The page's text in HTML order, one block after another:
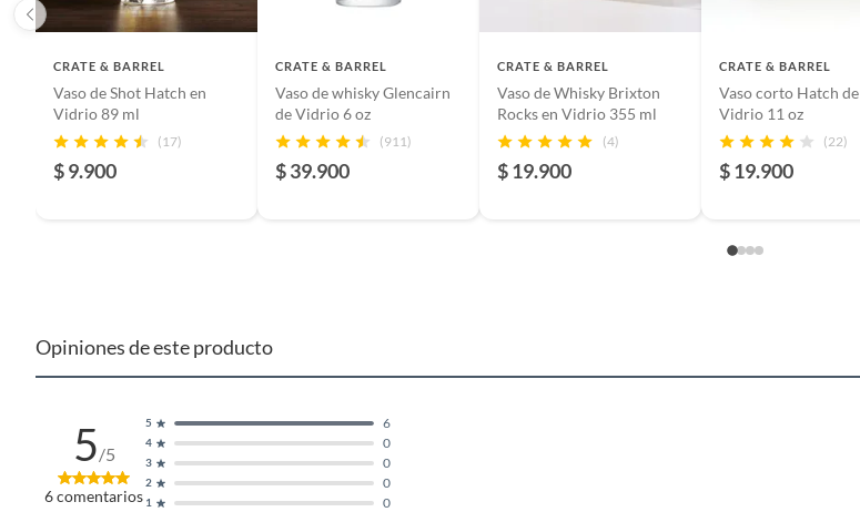
Número de piezas
País de origen
CRATE & BARREL
Vaso de Shot Hatch en
Vidrio 89 ml
(17)
$ 9.900
CRATE & BARREL
Vaso de whisky Glencairn
de Vidrio 6 oz
(911)
$ 39.900
CRATE & BARREL
Vaso de Whisky Brixton
Rocks en Vidrio 355 ml
(4)
$ 19.900
CRATE & BARREL
Vaso corto Hatch de
Vidrio 11 oz
(22)
$ 19.900
Opiniones de este producto
5/5
6comentarios 1 0
2 0
3 0
4 0
5 6